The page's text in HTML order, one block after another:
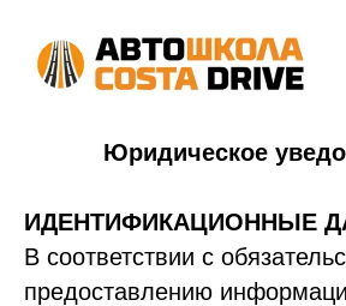
Юридическое
ИДЕНТИФИКАЦИОННЫЕ
В соответствии с
предоставлению